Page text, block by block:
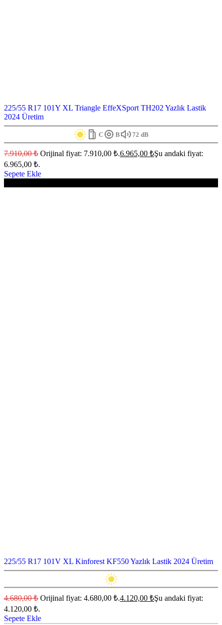
225/55 R17 101Y XL Triangle EffeXSport TH202 Yazlık Lastik
2024 Üretim
C B 72 dB
7.910,00₺ Orijinal fiyat: 7.910,00 ₺.6.965,00 ₺Şu andaki fiyat:
6.965,00 ₺.
Sepete Ekle
225/55 R17 101V XL Kinforest KF550 Yazlık Lastik 2024 Üretim
4.680,00₺ Orijinal fiyat: 4.680,00 ₺.4.120,00 ₺Şu andaki fiyat:
4.120,00 ₺.
Sepete Ekle